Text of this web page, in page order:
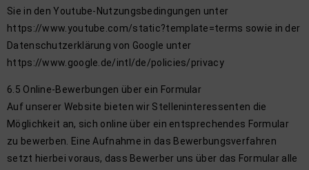
Sie in den Youtube-Nutzungsbedingungen unter
https://www.youtube.com/static?template=terms sowie in der
Datenschutzerklärung von Google unter
https://www.google.de/intl/de/policies/privacy
6.5 Online-Bewerbungen über ein Formular
Auf unserer Website bieten wir Stelleninteressenten die
Möglichkeit an, sich online über ein entsprechendes Formular
zu bewerben. Eine Aufnahme in das Bewerbungsverfahren
setzt hierbei voraus, dass Bewerber uns über das Formular alle